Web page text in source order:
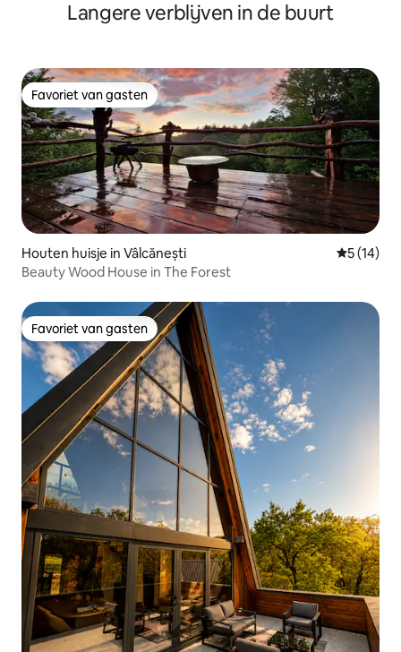
Langere verblijven in de buurt
Favoriet van gasten
Favoriet van gasten
Houten huisje in Vâlcănești
5 (14)
Beauty Wood House in The Forest
Favoriet van gasten
Favoriet van gasten